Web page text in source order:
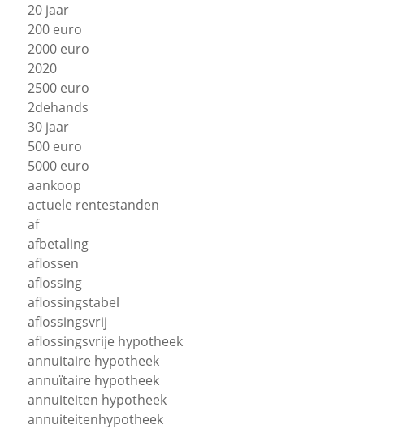
20 jaar
200 euro
2000 euro
2020
2500 euro
2dehands
30 jaar
500 euro
5000 euro
aankoop
actuele rentestanden
af
afbetaling
aflossen
aflossing
aflossingstabel
aflossingsvrij
aflossingsvrije hypotheek
annuitaire hypotheek
annuïtaire hypotheek
annuiteiten hypotheek
annuiteitenhypotheek